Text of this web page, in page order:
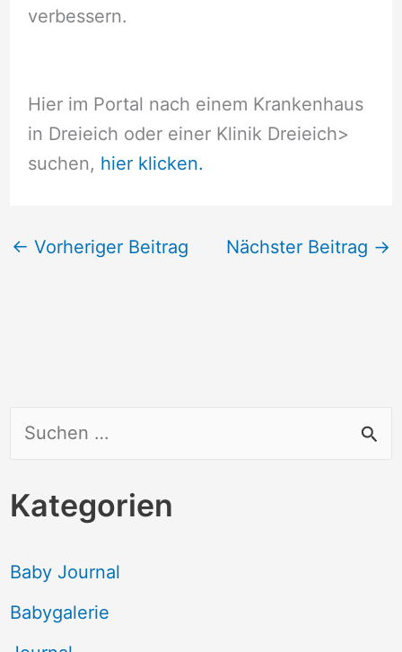
c
e
n
Kategorien
Baby Journal
Babygalerie
verbessern.
Hier im Portal nach einem Krankenhaus
in Dreieich oder einer Klinik Dreieich>
suchen, hier klicken.
← Vorheriger Beitrag Nächster Beitrag →